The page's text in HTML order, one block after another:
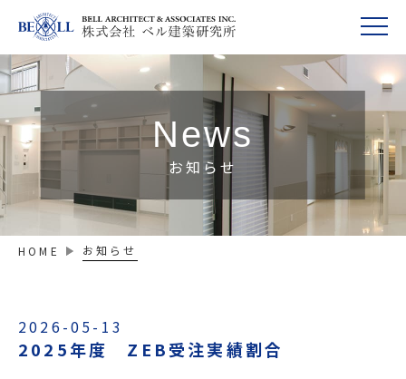
News
お知らせ
HOME お知らせ
2026-05-13
2025年度 ZEB受注実績割合